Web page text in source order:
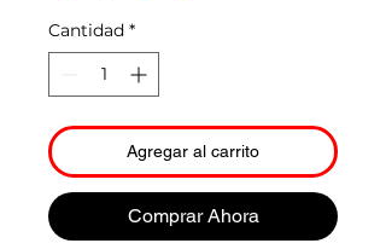
Cantidad *
Agregar al carrito
Comprar Ahora